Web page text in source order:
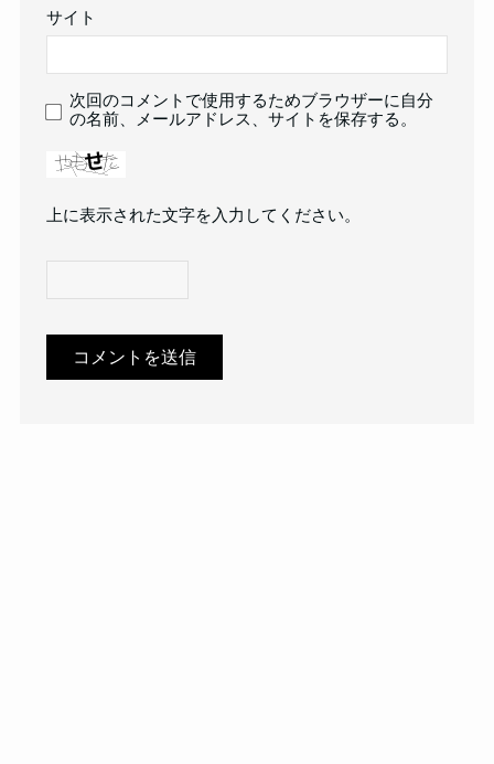
サイト
次回のコメントで使用するためブラウザーに自分
の名前、メールアドレス、サイトを保存する。
上に表示された文字を入力してください。